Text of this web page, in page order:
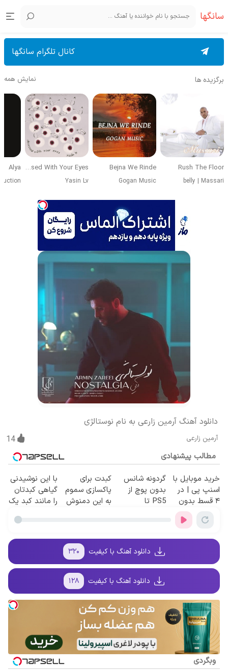
سانگها
کانال تلگرام سانگها
برگزیده ها نمایش همه
Rush The Floor
belly | Massari
Bejna We Rinde
Gogan Music
Obsessed With Your Eyes
Yasin Lv
Alya
دانلود آهنگ آرمین زارعی به نام نوستالژی
آرمین زارعی 14
مطالب پیشنهادی
خرید موبایل با
اسنپ پی | در
۴ قسط بدون
سود و کارمزد!
گردونه شانس
بدون پوچ از
PS5 تا
کبدت برای
پاکسازی سموم
به این دمنوش
با این نوشیدنی
گیاهی کبدتان
را مانند کبد یک
دانلود آهنگ با کیفیت ۳۲۰
دانلود آهنگ با کیفیت ۱۲۸
وبگردی